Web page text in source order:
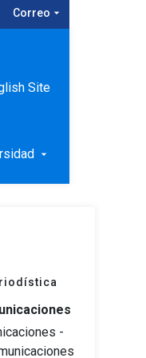
Correo arrow_drop_down
Site
arrow_drop_down
-